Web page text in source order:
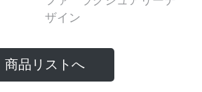
商品リストへ